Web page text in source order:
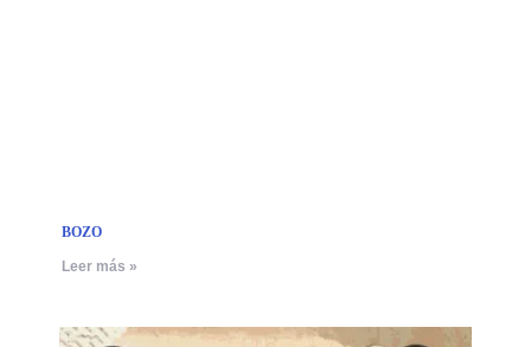
BOZO
Leer más »